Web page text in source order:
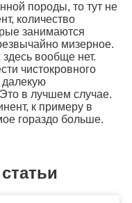
породы, то тут не
количество
занимаются
мизерное.
здесь вообще нет.
чистокровного
далекую
в лучшем случае.
к примеру в
гораздо больше.